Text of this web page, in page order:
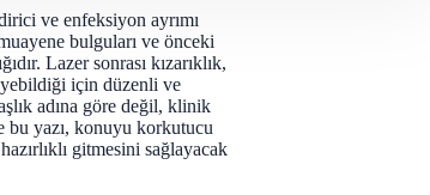
ve enfeksiyon ayrımı
bulguları ve önceki
Lazer sonrası kızarıklık,
için düzenli ve
adına göre değil, klinik
bu yazı, konuyu korkutucu
gitmesini sağlayacak